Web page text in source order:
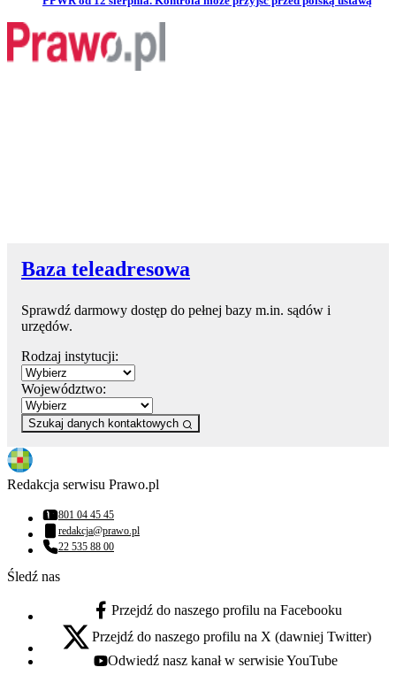
Baza teleadresowa
Sprawdź darmowy dostęp do pełnej bazy m.in. sądów i
urzędów.
Rodzaj instytucji:
Województwo:
Szukaj danych kontaktowych
Redakcja serwisu Prawo.pl
Numer telefonu:
801 04 45 45
Adres email:
redakcja@prawo.pl
Numer telefonu:
22 535 88 00
Śledź nas
facebook - otwiera się w nowej karcie
Przejdź do naszego profilu na Facebooku
x - otwiera się w nowej karcie
Przejdź do naszego profilu na X (dawniej Twitter)
youtube - otwiera się w nowej karcie
Odwiedź nasz kanał w serwisie YouTube